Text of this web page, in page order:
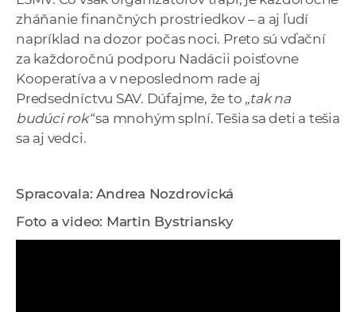
zháňanie finančných prostriedkov – a aj ľudí
napríklad na dozor počas noci. Preto sú vďační
za každoročnú podporu Nadácii poisťovne
Kooperatíva a v neposlednom rade aj
Predsedníctvu SAV. Dúfajme, že to „tak na
budúci rok“sa mnohým splní. Tešia sa deti a tešia
sa aj vedci.
Spracovala: Andrea Nozdrovická
Foto a video: Martin Bystriansky